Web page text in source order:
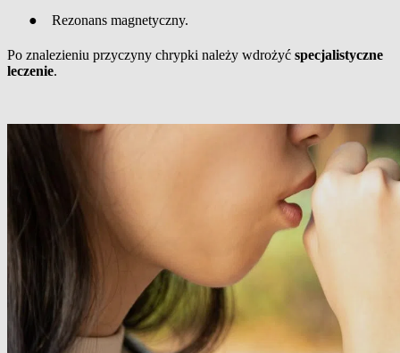
●
Rezonans magnetyczny.
Po znalezieniu przyczyny chrypki należy wdrożyć specjalistyczne
leczenie.